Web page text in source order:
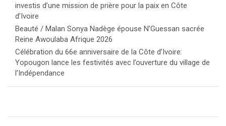
investis d’une mission de prière pour la paix en Côte
d’Ivoire
Beauté / Malan Sonya Nadège épouse N’Guessan sacrée
Reine Awoulaba Afrique 2026
Célébration du 66e anniversaire de la Côte d’Ivoire:
Yopougon lance les festivités avec l’ouverture du village de
l’Indépendance